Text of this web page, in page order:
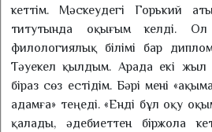
кеттім. Мәскеудегі Горький
титутында оқығым келді. Ол
филология­лық білімі бар
Тәуекел қылдым. Арада екі
біраз сөз естідім. Бәрі мені
ада­мға» теңеді. «Енді бұл оқу
қа­лады, әдебиеттен біржола